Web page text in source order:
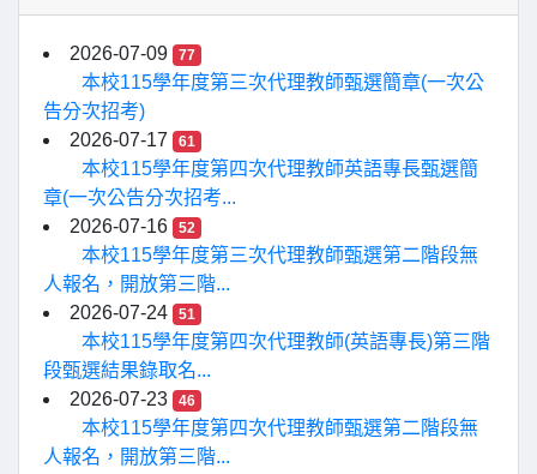
2026-07-09 77
本校115學年度第三次代理教師甄選簡章(一次公
告分次招考)
2026-07-17
61
本校115學年度第四次代理教師英語專長甄選簡
章(一次公告分次招考...
2026-07-16
52
本校115學年度第三次代理教師甄選第二階段無
人報名，開放第三階...
2026-07-24
51
本校115學年度第四次代理教師(英語專長)第三階
段甄選結果錄取名...
2026-07-23
46
本校115學年度第四次代理教師甄選第二階段無
人報名，開放第三階...